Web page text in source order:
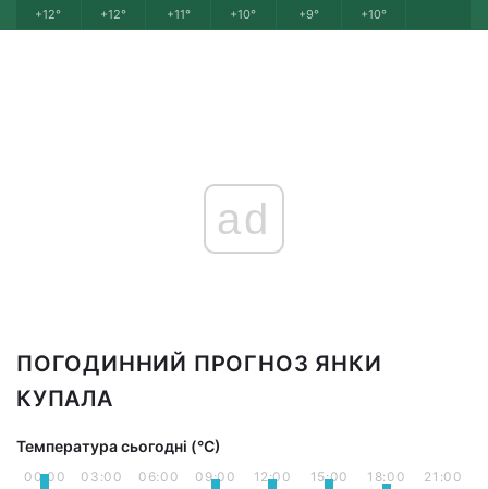
+12° +12° +11° +10° +9° +10°
ad
ПОГОДИННИЙ ПРОГНОЗ ЯНКИ
КУПАЛА
Температура сьогодні (°С)
00:00 03:00 06:00 09:00 12:00 15:00 18:00 21:00